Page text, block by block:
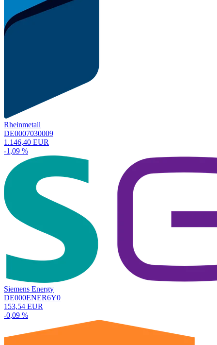
Rheinmetall
DE0007030009
1.146,40 EUR
-1,09 %
Siemens Energy
DE000ENER6Y0
153,54 EUR
-0,09 %